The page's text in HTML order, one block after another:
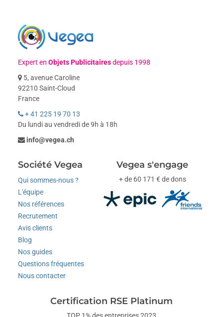
Expert enObjets Publicitairesdepuis 1998
5, avenue Caroline
92210 Saint-Cloud
France
+ 41 225 19 70 13
Du lundi au vendredi de 9h à 18h
info@vegea.ch
Société Vegea
Qui sommes-nous ?
L'équipe
Nos références
Recrutement
Avis clients
Blog
Nos guides
Questions fréquentes
Nous contacter
Vegea s'engage
+ de 60 171 € de dons
Certification RSE Platinum
TOP 1% des entreprises 2023